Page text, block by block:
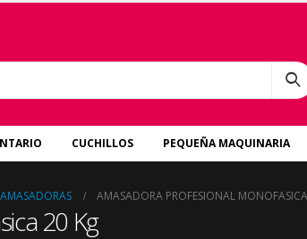
CUCHILLOS PEQUEÑA MAQUINARIA
AMASADORAS AMASADORA PROFESIONAL
20 Kg